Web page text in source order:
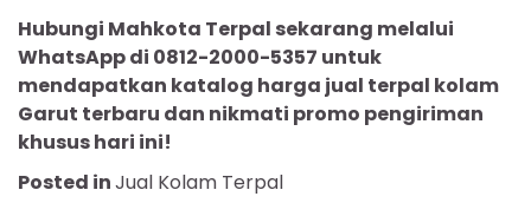
Hubungi Mahkota Terpal sekarang melalui
WhatsApp di 0812-2000-5357 untuk
mendapatkan katalog harga jual terpal kolam
Garut terbaru dan nikmati promo pengiriman
khusus hari ini!
Posted inJual Kolam Terpal